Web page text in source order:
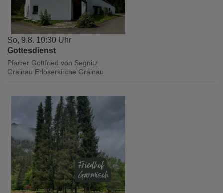
So, 9.8. 10:30 Uhr
Gottesdienst
Pfarrer Gottfried von Segnitz
Grainau Erlöserkirche Grainau